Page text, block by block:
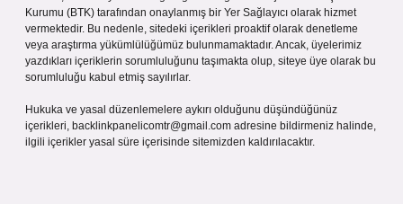
Kurumu (BTK) tarafından onaylanmış bir Yer Sağlayıcı olarak hizmet
vermektedir. Bu nedenle, sitedeki içerikleri proaktif olarak denetleme
veya araştırma yükümlülüğümüz bulunmamaktadır. Ancak, üyelerimiz
yazdıkları içeriklerin sorumluluğunu taşımakta olup, siteye üye olarak bu
sorumluluğu kabul etmiş sayılırlar.
Hukuka ve yasal düzenlemelere aykırı olduğunu düşündüğünüz
içerikleri, backlinkpanelicomtr@gmail.com adresine bildirmeniz halinde,
ilgili içerikler yasal süre içerisinde sitemizden kaldırılacaktır.